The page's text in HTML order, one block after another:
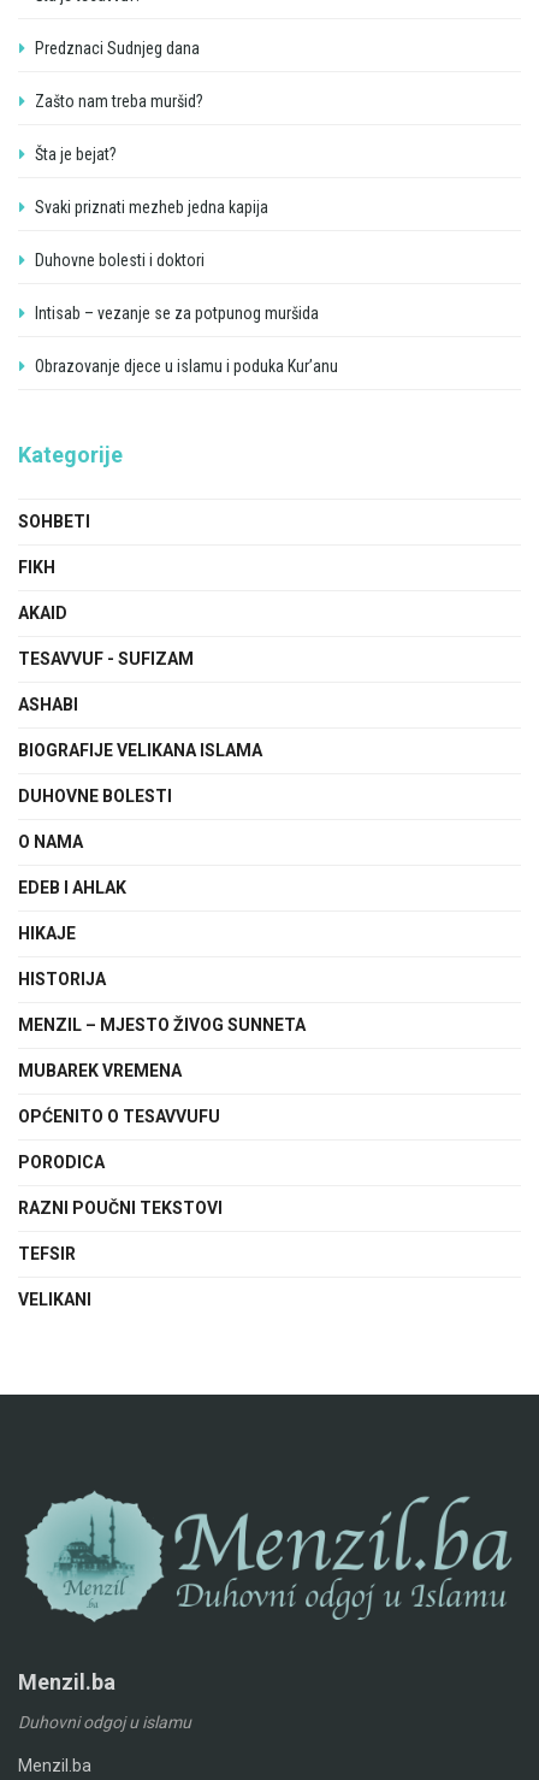
Predznaci Sudnjeg dana
Zašto nam treba muršid?
Šta je bejat?
Svaki priznati mezheb jedna kapija
Duhovne bolesti i doktori
Intisab – vezanje se za potpunog muršida
Obrazovanje djece u islamu i poduka Kur’anu
Kategorije
SOHBETI
FIKH
AKAID
TESAVVUF - SUFIZAM
ASHABI
BIOGRAFIJE VELIKANA ISLAMA
DUHOVNE BOLESTI
O NAMA
EDEB I AHLAK
HIKAJE
HISTORIJA
MENZIL – MJESTO ŽIVOG SUNNETA
MUBAREK VREMENA
OPĆENITO O TESAVVUFU
PORODICA
RAZNI POUČNI TEKSTOVI
TEFSIR
VELIKANI
Menzil.ba
Duhovni odgoj u islamu
Menzil.ba